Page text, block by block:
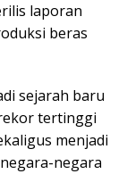
laporan
beras
sejarah baru
tertinggi
menjadi
negara